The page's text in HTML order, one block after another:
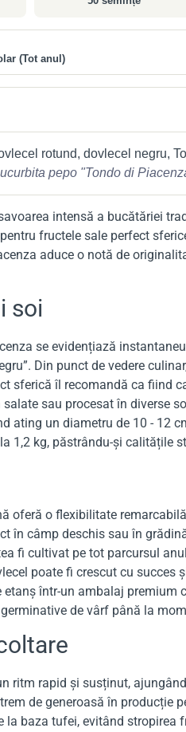
(Tot anul)
rotund, dovlecel negru,
pepo "Tondo di
intensă a bucătăriei
fructele sale perfect
aduce o notă de
soi
se evidențiază
Din punct de vedere
sferică îl recomandă ca fiind
sau procesat în diverse
ating un diametru de 10 - 12
1,2 kg, păstrându-și calitățile
oferă o flexibilitate
în câmp deschis sau în
fi cultivat pe tot parcursul
poate fi crescut cu succes
etanș într-un ambalaj
de vârf până la
ritm rapid și susținut,
de generoasă în producție
la baza tufei, evitând